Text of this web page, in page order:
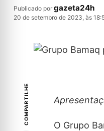
Publicado por gazeta24h
20 de setembro de 2023, às
COMPARTILHE
O Grupo